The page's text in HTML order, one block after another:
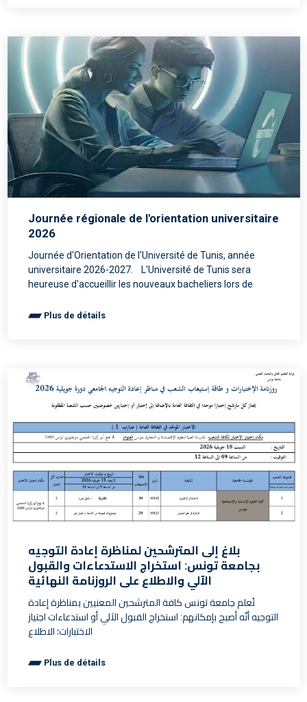
Journée régionale de l'orientation universitaire
2026
Journée d'Orientation de l'Université de Tunis, année
universitaire 2026-2027. L'Université de Tunis sera
heureuse d'accueillir les nouveaux bacheliers lors de
Plus de détails
بلاغ إلى المترشحين لمناظرة إعادة التوجيه
بجامعة تونس: استخراج الاستدعاءات والقبول
الآلي والاطلاع على الروزنامة النهائية
تُعلم جامعة تونس كافة المترشحين المعنيين بمناظرة إعادة
التوجيه أنّه أصبح بإمكانهم: استخراج القبول الآلي أو استدعاءات اجتياز
الاختبارات؛ الاطلاع
Plus de détails